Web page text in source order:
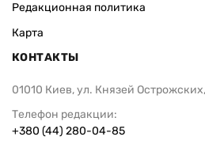
Редакционная политика
Карта
КОНТАКТЫ
01010 Киев, ул. Князей
Телефон редакции:
+380 (44) 280-04-85